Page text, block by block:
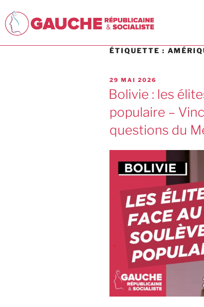
ÉTIQUETTE :
29 MAI 2026
Bolivie : les
populaire –
questions du